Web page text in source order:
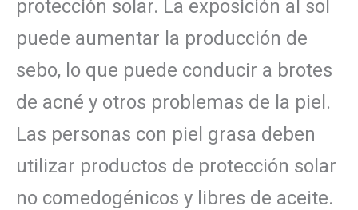
protección solar. La exposición al sol
puede aumentar la producción de
sebo, lo que puede conducir a brotes
de acné y otros problemas de la piel.
Las personas con piel grasa deben
utilizar productos de protección solar
no comedogénicos y libres de aceite.